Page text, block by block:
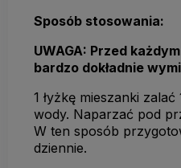
Sposób stosowania:
UWAGA: Przed
bardzo dokładnie
1 łyżkę mieszanki
wody. Naparzać pod
W ten sposób
dziennie.